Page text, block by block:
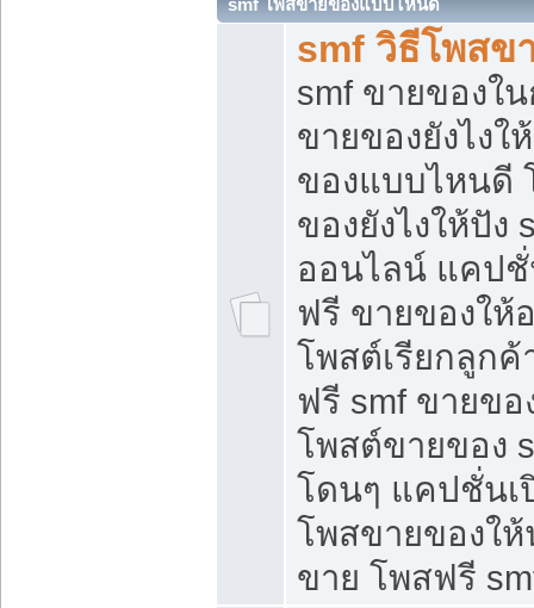
smf วิธีโพสข
smf ขายของใ
ขายของยังไง
ของแบบไหนดี
ของยังไงให้ปั
ออนไลน์ แคป
ฟรี ขายของให้
โพสต์เรียกลูกค้
ฟรี smf ขายขอ
โพสต์ขายของ
โดนๆ แคปชั่นเ
โพสขายของใ
ขาย โพสฟรี